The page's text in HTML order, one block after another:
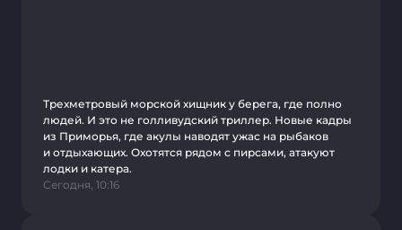
Трехметровый морской хищник у берега, где полно
людей. И это не голливудский триллер. Новые кадры
из Приморья, где акулы наводят ужас на рыбаков
и отдыхающих. Охотятся рядом с пирсами, атакуют
лодки и катера.
Сегодня, 10:16